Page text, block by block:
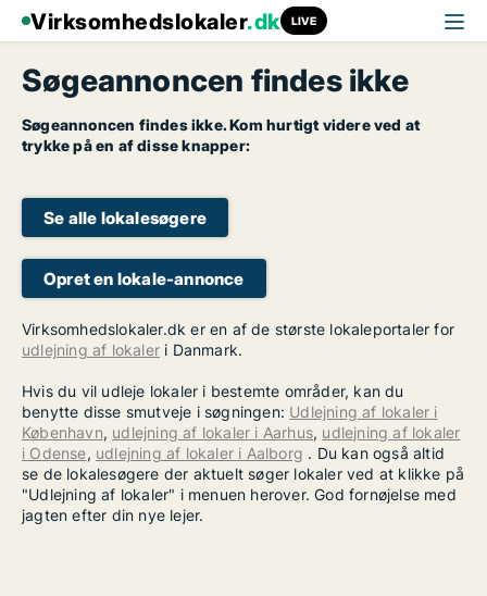
Virksomhedslokaler.dk LIVE
Søgeannoncen findes ikke
Søgeannoncen findes ikke. Kom hurtigt videre ved at
trykke på en af disse knapper:
Se alle lokalesøgere
Opret en lokale-annonce
Virksomhedslokaler.dk er en af de største lokaleportaler for
udlejning af lokaler i Danmark.
Hvis du vil udleje lokaler i bestemte områder, kan du
benytte disse smutveje i søgningen: Udlejning af lokaler i
København, udlejning af lokaler i Aarhus, udlejning af lokaler
i Odense, udlejning af lokaler i Aalborg . Du kan også altid
se de lokalesøgere der aktuelt søger lokaler ved at klikke på
"Udlejning af lokaler" i menuen herover. God fornøjelse med
jagten efter din nye lejer.